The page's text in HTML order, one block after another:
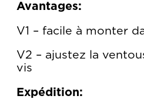
Avantages:
V1 – facile à monter
V2 – ajustez la
vis
Expédition: